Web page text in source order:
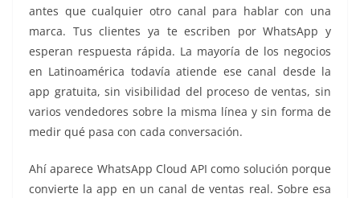
antes que cualquier otro canal para hablar con una
marca. Tus clientes ya te escriben por WhatsApp y
esperan respuesta rápida. La mayoría de los negocios
en Latinoamérica todavía atiende ese canal desde la
app gratuita, sin visibilidad del proceso de ventas, sin
varios vendedores sobre la misma línea y sin forma de
medir qué pasa con cada conversación.
Ahí aparece WhatsApp Cloud API como solución porque
convierte la app en un canal de ventas real. Sobre esa